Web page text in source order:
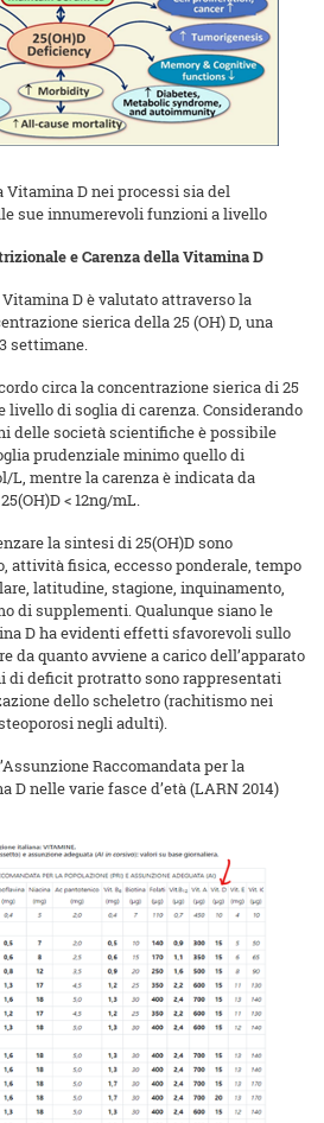
Vitamina D nei processi sia del
sue innumerevoli funzioni a livello
e Carenza della Vitamina D
D è valutato attraverso la
sierica della 25 (OH) D, una
settimane.
circa la concentrazione sierica di 25
livello di soglia di carenza. Considerando
delle società scientifiche è possibile
prudenziale minimo quello di
L, mentre la carenza è indicata da
< 12ng/mL.
la sintesi di 25(OH)D sono
attività fisica, eccesso ponderale, tempo
latitudine, stagione, inquinamento,
di supplementi. Qualunque siano le
D ha evidenti effetti sfavorevoli sullo
da quanto avviene a carico dell’apparato
di deficit protratto sono rappresentati
dello scheletro (rachitismo nei
negli adulti).
Raccomandata per la
D nelle varie fasce d’età (LARN 2014)